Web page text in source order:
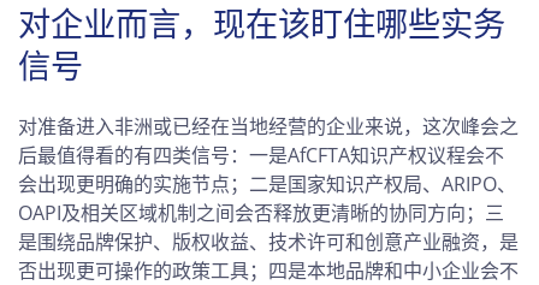
对企业而言，现在该盯住哪些实务
信号
对准备进入非洲或已经在当地经营的企业来说，这次峰会之
后最值得看的有四类信号：一是AfCFTA知识产权议程会不
会出现更明确的实施节点；二是国家知识产权局、ARIPO、
OAPI及相关区域机制之间会否释放更清晰的协同方向；三
是围绕品牌保护、版权收益、技术许可和创意产业融资，是
否出现更可操作的政策工具；四是本地品牌和中小企业会不